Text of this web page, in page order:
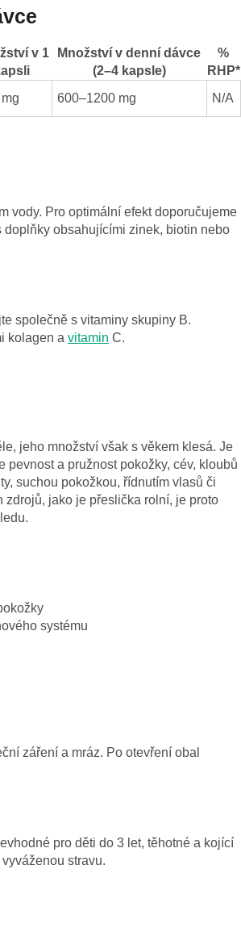
v 1
Množství v denní dávce
(2–4 kapsle)
%
RHP*
600–1200 mg N/A
vody. Pro optimální efekt doporučujeme
obsahujícími zinek, biotin nebo
společně s vitaminy skupiny B.
kolagen a vitamin C.
jeho množství však s věkem klesá. Je
a pružnost pokožky, cév, kloubů
suchou pokožkou, řídnutím vlasů či
jako je přeslička rolní, je proto
systému
záření a mráz. Po otevření obal
pro děti do 3 let, těhotné a kojící
stravu.